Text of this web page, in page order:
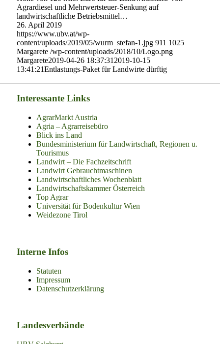
Agrardiesel und Mehrwertsteuer-Senkung auf
landwirtschaftliche Betriebsmittel…
26. April 2019
https://www.ubv.at/wp-
content/uploads/2019/05/wurm_stefan-1.jpg 911 1025
Margarete /wp-content/uploads/2018/10/Logo.png
Margarete2019-04-26 18:37:31 2019-10-15
13:41:21Entlastungs-Paket für Landwirte dürftig
Interessante Links
AgrarMarkt Austria
Agria – Agrarreisebüro
Blick ins Land
Bundesministerium für Landwirtschaft, Regionen u.
Tourismus
Landwirt – Die Fachzeitschrift
Landwirt Gebrauchtmaschinen
Landwirtschaftliches Wochenblatt
Landwirtschaftskammer Österreich
Top Agrar
Universität für Bodenkultur Wien
Weidezone Tirol
Interne Infos
Statuten
Impressum
Datenschutzerklärung
Landesverbände